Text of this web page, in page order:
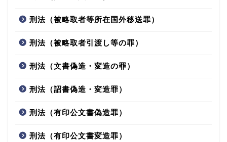
刑法（被略取者等所在国外移送罪）
刑法（被略取者引渡し等の罪）
刑法（文書偽造・変造の罪）
刑法（詔書偽造・変造罪）
刑法（有印公文書偽造罪）
刑法（有印公文書変造罪）